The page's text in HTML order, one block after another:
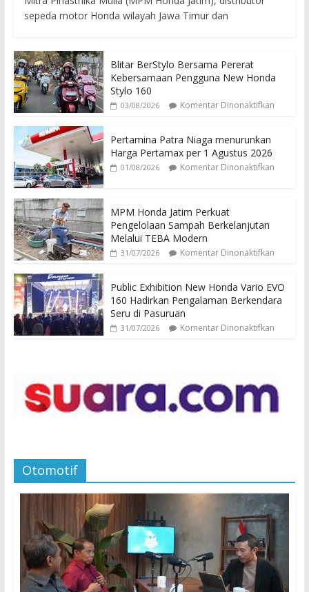
sepeda motor Honda wilayah Jawa Timur dan
Blitar BerStylo Bersama Pererat
Kebersamaan Pengguna New Honda
Stylo 160
03/08/2026 Komentar Dinonaktifkan
Pertamina Patra Niaga menurunkan
Harga Pertamax per 1 Agustus 2026
01/08/2026 Komentar Dinonaktifkan
MPM Honda Jatim Perkuat
Pengelolaan Sampah Berkelanjutan
Melalui TEBA Modern
31/07/2026 Komentar Dinonaktifkan
Public Exhibition New Honda Vario EVO
160 Hadirkan Pengalaman Berkendara
Seru di Pasuruan
31/07/2026 Komentar Dinonaktifkan
Otomotif